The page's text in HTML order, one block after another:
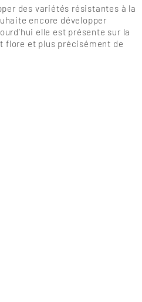
des variétés résistantes à la
encore développer
elle est présente sur la
flore et plus précisément de